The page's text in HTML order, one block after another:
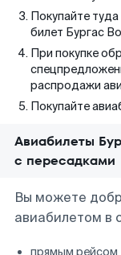
Покупайте
билет Бургас
При покупке
распродажи
Покупайте
Авиабилеты
с пересадками
Вы можете
авиабилетом в
прямым рейсом